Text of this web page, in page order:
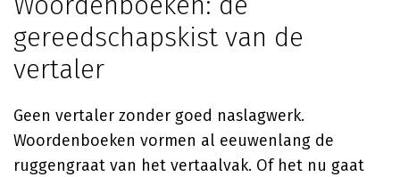
gereedschapskist van de
vertaler
Geen vertaler zonder goed naslagwerk.
Woordenboeken vormen al eeuwenlang de
ruggengraat van het vertaalvak. Of het nu gaat